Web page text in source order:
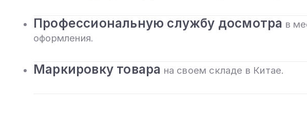
Профессиональную службу досмотра в
оформления.
Маркировку товара на своем складе в Китае.